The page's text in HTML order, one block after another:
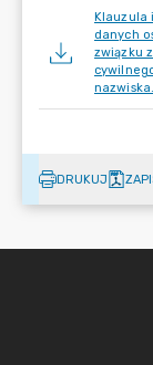
Klauzula
danych
związku
DRUKUJ